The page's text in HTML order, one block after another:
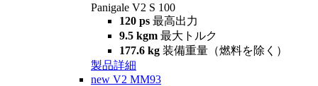
Panigale V2 S 100
120 ps 最高出力
9.5 kgm 最大トルク
177.6 kg 装備重量（燃料を除く）
製品詳細
new V2 MM93